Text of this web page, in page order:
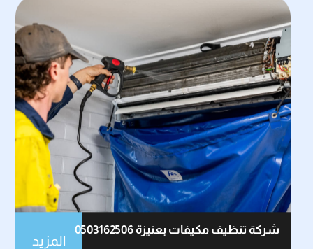
شركة تنظيف مكيفات بعنيزة 0503162506
المزيد